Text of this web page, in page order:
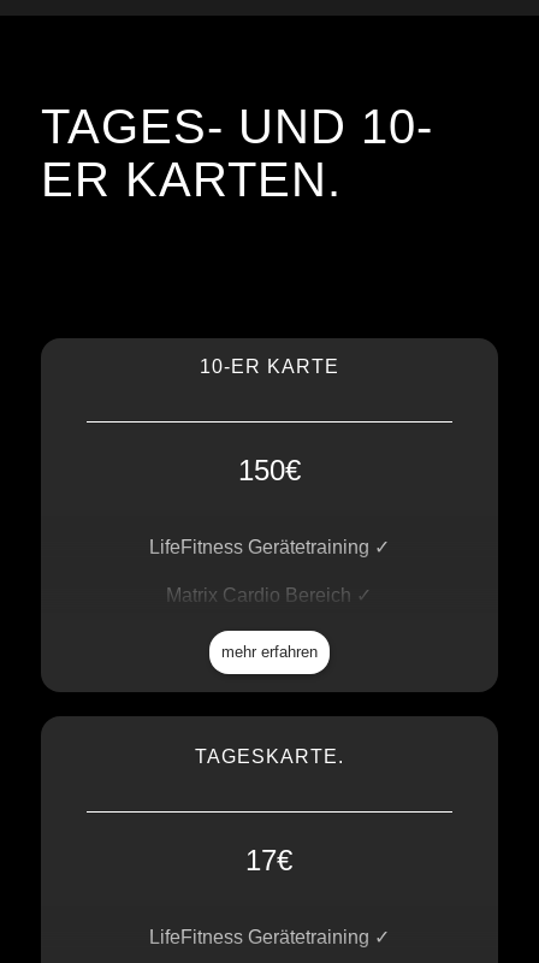
Fit for Life App ✓
Free WiFi ✓
TAGES- UND 10-
ER KARTEN.
10-ER KARTE
150€
LifeFitness Gerätetraining ✓
Matrix Cardio Bereich ✓
Freihantelbereich ✓
Functional Outdoor Bereich ✓
Free WiFi ✓
mehr erfahren
TAGESKARTE.
17€
LifeFitness Gerätetraining ✓